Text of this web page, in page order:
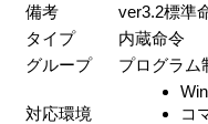
備考
ver3.2標準
タイプ
内蔵命令
グループ
プログラム
対応環境
コ